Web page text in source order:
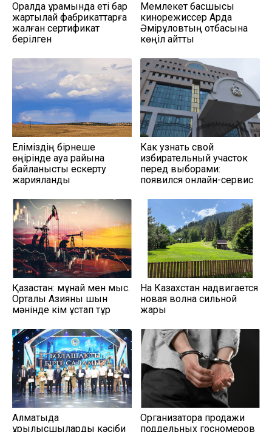
Оралда құрамында еті бар
жартылай фабрикаттарға
жалған сертификат
берілген
Мемлекет басшысы
кинорежиссер Ардақ
Әмірқұловтың отбасына
көңіл айтты
Еліміздің бірнеше
өңірінде ауа райына
байланысты ескерту
жарияланды
Как узнать свой
избирательный участок
перед выборами:
появился онлайн-сервис
Қазақстан: мұнай мен мыс.
Орталық Азияны шын
мәнінде кім ұстап тұр
На Казахстан надвигается
новая волна сильной
жары
Алматыда
құрылысшыларды кәсіби
Организатора продажи
поддельных госномеров